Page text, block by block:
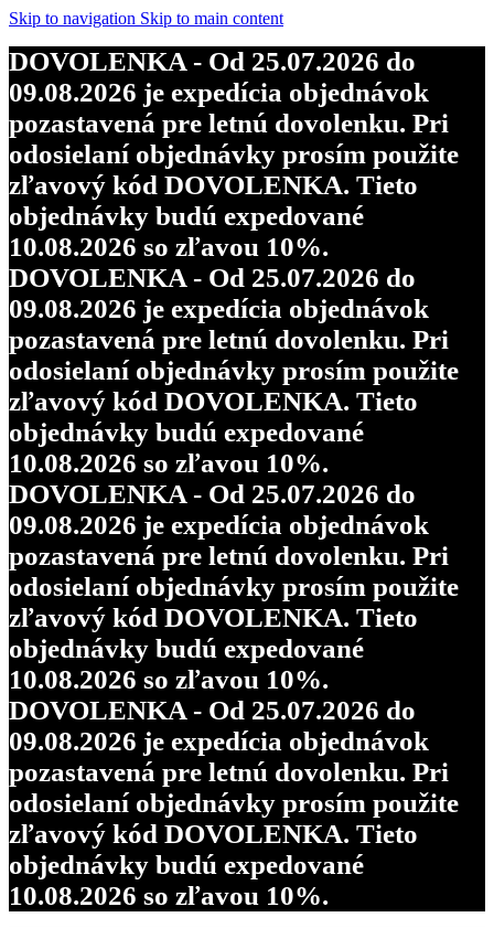
Skip to navigation Skip to main content
DOVOLENKA - Od 25.07.2026 do
09.08.2026 je expedícia objednávok
pozastavená pre letnú dovolenku. Pri
odosielaní objednávky prosím použite
zľavový kód DOVOLENKA. Tieto
objednávky budú expedované
10.08.2026 so zľavou 10%.
DOVOLENKA - Od 25.07.2026 do
09.08.2026 je expedícia objednávok
pozastavená pre letnú dovolenku. Pri
odosielaní objednávky prosím použite
zľavový kód DOVOLENKA. Tieto
objednávky budú expedované
10.08.2026 so zľavou 10%.
DOVOLENKA - Od 25.07.2026 do
09.08.2026 je expedícia objednávok
pozastavená pre letnú dovolenku. Pri
odosielaní objednávky prosím použite
zľavový kód DOVOLENKA. Tieto
objednávky budú expedované
10.08.2026 so zľavou 10%.
DOVOLENKA - Od 25.07.2026 do
09.08.2026 je expedícia objednávok
pozastavená pre letnú dovolenku. Pri
odosielaní objednávky prosím použite
zľavový kód DOVOLENKA. Tieto
objednávky budú expedované
10.08.2026 so zľavou 10%.